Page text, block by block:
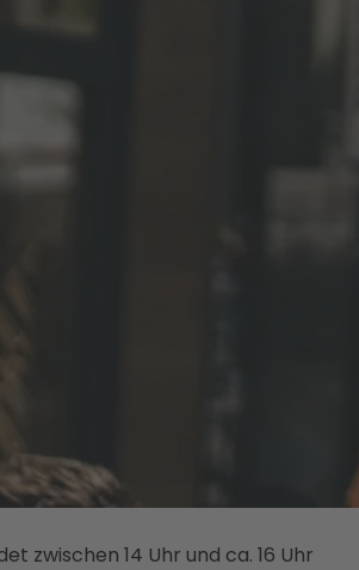
zwischen 14 Uhr und ca. 16 Uhr